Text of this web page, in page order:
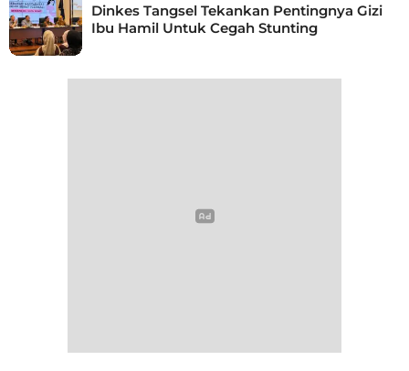
Dinkes Tangsel Tekankan Pentingnya Gizi
Ibu Hamil Untuk Cegah Stunting